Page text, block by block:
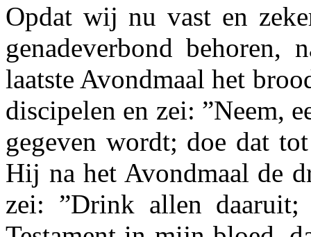
Opdat wij nu vast en
gena­deverbond behoren,
laatste Avondmaal het
discipelen en zei: ”Neem,
gegeven wordt; doe dat
Hij na het Avondmaal de
zei: ”Drink allen